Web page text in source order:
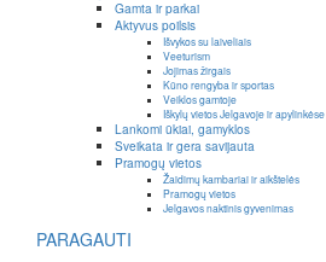
Gamta ir parkai
Aktyvus poilsis
Išvykos su laiveliais
Veeturism
Jojimas žirgais
Kūno rengyba ir sportas
Veiklos gamtoje
Iškylų vietos Jelgavoje ir apylinkėse
Lankomi ūkiai, gamyklos
Sveikata ir gera savijauta
Pramogų vietos
Žaidimų kambariai ir aikštelės
Pramogų vietos
Jelgavos naktinis gyvenimas
PARAGAUTI